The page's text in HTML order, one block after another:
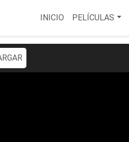
INICIO PELÍCULAS